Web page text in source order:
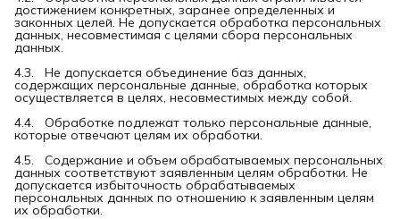
достижением конкретных, заранее определенных и
законных целей. Не допускается обработка персональных
данных, несовместимая с целями сбора персональных
данных.
4.3. Не допускается объединение баз данных,
содержащих персональные данные, обработка которых
осуществляется в целях, несовместимых между собой.
4.4. Обработке подлежат только персональные данные,
которые отвечают целям их обработки.
4.5. Содержание и объем обрабатываемых персональных
данных соответствуют заявленным целям обработки. Не
допускается избыточность обрабатываемых
персональных данных по отношению к заявленным целям
их обработки.